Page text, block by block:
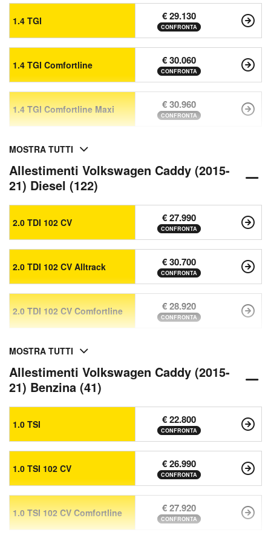
1.4 TGI € 29.130
CONFRONTA
1.4 TGI Comfortline € 30.060
CONFRONTA
1.4 TGI Comfortline Maxi € 30.960
CONFRONTA
MOSTRA TUTTI
Allestimenti Volkswagen Caddy (2015-
21) Diesel (122)
2.0 TDI 102 CV € 27.990
CONFRONTA
2.0 TDI 102 CV Alltrack € 30.700
CONFRONTA
2.0 TDI 102 CV Comfortline € 28.920
CONFRONTA
MOSTRA TUTTI
Allestimenti Volkswagen Caddy (2015-
21) Benzina (41)
1.0 TSI € 22.800
CONFRONTA
1.0 TSI 102 CV € 26.990
CONFRONTA
1.0 TSI 102 CV Comfortline € 27.920
CONFRONTA